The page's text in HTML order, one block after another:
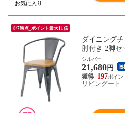
8/7時点_ポイント最大11倍
ダイニング
肘付き 2脚セ
イス チェア
背もたれ お
【シルバー】
シルバー
21,680円 送
197
リビングート